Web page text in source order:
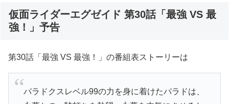
仮面ライダーエグゼイド 第30話「最強 VS 最
強！」予告
第30話「最強 VS 最強！」の番組表ストーリーは
パラドクスレベル99の力を身に着けたパラドは、